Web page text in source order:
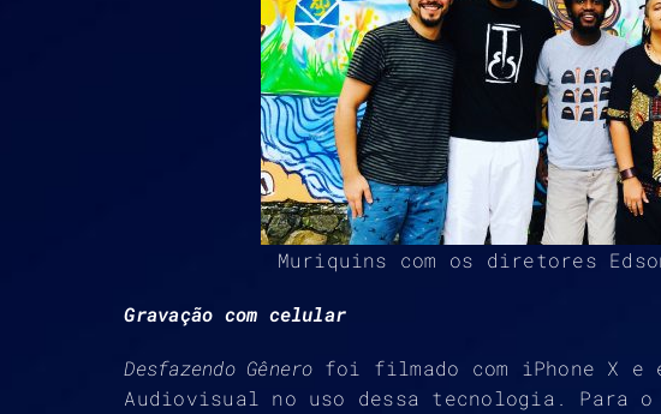
Muriquins com os diretores
Gravação com celular
Desfazendo Gênero foi filmado com iPhone X e
Audiovisual no uso dessa tecnologia.